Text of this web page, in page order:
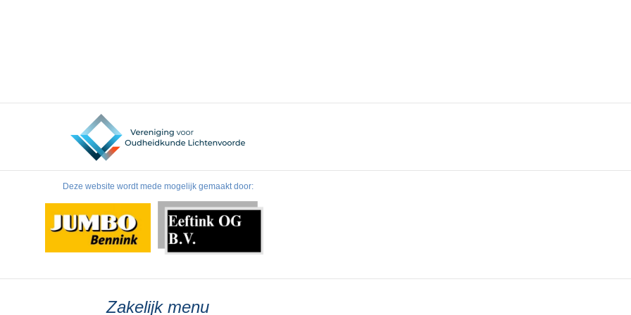
Deze website wordt mede mogelijk gemaakt door:
Zakelijk menu